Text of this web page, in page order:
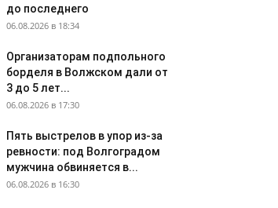
до последнего
06.08.2026 в 18:34
Организаторам подпольного
борделя в Волжском дали от
3 до 5 лет...
06.08.2026 в 17:30
Пять выстрелов в упор из-за
ревности: под Волгоградом
мужчина обвиняется в...
06.08.2026 в 16:30